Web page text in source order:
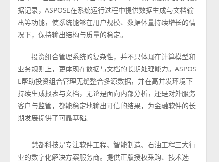
据记录，ASPOSE在系统运行过程中提供数据生成与文档输
出等功能，使系统能够在用户规模、数据体量持续增长的情
况下，保持输出结构与质量的稳定。
投资组合管理系统的复杂性，并不只体现在计算模型和
业务规则上，更体现在数据与文档的长期处理能力。ASPOS
E帮助投资组合管理无缝整合多源数据，并在高并发环境下
持续生成报表与文档，无论是面向内部分析，还是对外服务
客户与监管，都能稳定地输出可信的结果，为金融软件的长
期发展提供了可靠基础。
慧都科技是专注软件工程、智能制造、石油工程三大行
业的数字化解决方案服务商。提供正版授权采购、技术选